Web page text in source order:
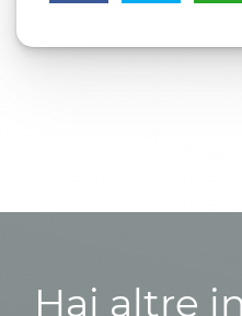
Hai altre